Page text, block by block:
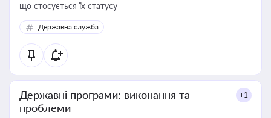
що стосується їх статусу
Державна служба
Державні програми: виконання та
проблеми
+1